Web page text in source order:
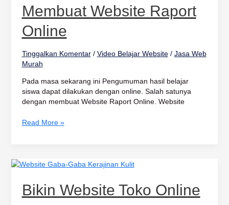
Membuat Website Raport
Online
Tinggalkan Komentar / Video Belajar Website/ Jasa Web
Murah
Pada masa sekarang ini Pengumuman hasil belajar
siswa dapat dilakukan dengan online. Salah satunya
dengan membuat Website Raport Online. Website
Raport
Online
Read More »
Bikin Website Toko Online
Bikin
Toko
Online